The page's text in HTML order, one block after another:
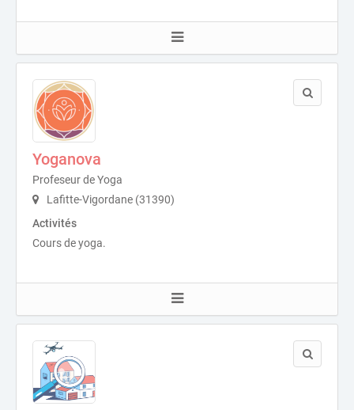
Yoganova
Profeseur de Yoga
Lafitte-Vigordane (31390)
Activités
Cours de yoga.